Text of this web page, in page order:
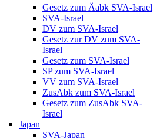
Gesetz zum Äabk SVA-Israel
SVA-Israel
DV zum SVA-Israel
Gesetz zur DV zum SVA-
Israel
Gesetz zum SVA-Israel
SP zum SVA-Israel
VV zum SVA-Israel
ZusAbk zum SVA-Israel
Gesetz zum ZusAbk SVA-
Israel
Japan
SVA-Japan